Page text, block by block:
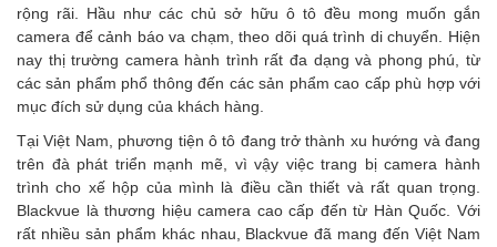
rộng rãi. Hầu như các chủ sở hữu ô tô đều mong muốn gắn
camera để cảnh báo va chạm, theo dõi quá trình di chuyển. Hiện
nay thị trường camera hành trình rất đa dạng và phong phú, từ
các sản phẩm phổ thông đến các sản phẩm cao cấp phù hợp với
mục đích sử dụng của khách hàng.
Tại Việt Nam, phương tiện ô tô đang trở thành xu hướng và đang
trên đà phát triển mạnh mẽ, vì vậy việc trang bịcamera hành
trình cho xế hộp của mình là điều cần thiết và rất quan trọng.
Blackvue là thương hiệu camera cao cấp đến từ Hàn Quốc. Với
rất nhiều sản phẩm khác nhau, Blackvue đã mang đến Việt Nam